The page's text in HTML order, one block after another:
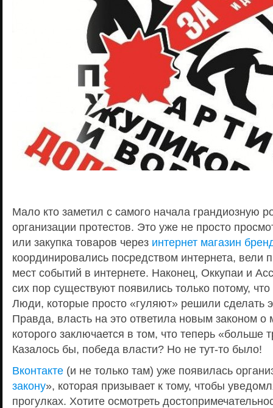
Мало кто заметил с самого начала грандиозную
организации протестов. Это уже не просто
или закупка товаров через интернет магазин
координировались посредством интернета, вели
мест событий в интернете. Наконец, Оккупаи и
сих пор существуют появились только потому, что
Люди, которые просто «гуляют» решили сделать
Правда, власть на это ответила новым законом о
которого заключается в том, что теперь «больше
Казалось бы, победа власти? Но не тут-то было!
Вконтакте (и не только там) уже появилась
закону», которая призывает к тому, чтобы
прогулках. Хотите осмотреть